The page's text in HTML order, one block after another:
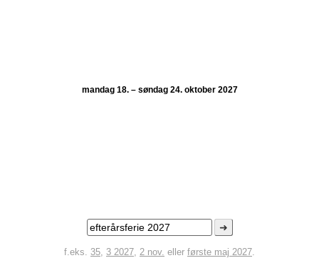
mandag 18. – søndag 24. oktober 2027
➜
f.eks. 35, 3 2027, 2 nov. eller første maj 2027.